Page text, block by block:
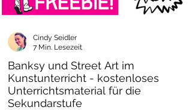
Banksy und Street Art im
Kunstunterricht - kostenloses
Unterrichtsmaterial für die
Sekundarstufe
Cindy Seidler
7 Min. Lesezeit